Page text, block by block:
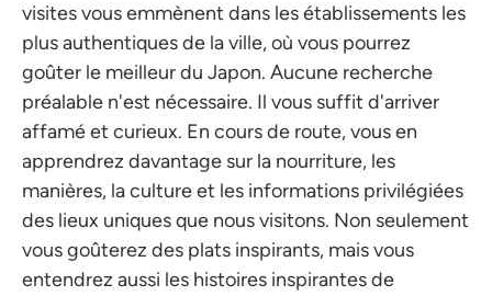
visites vous emmènent dans les établissements les
plus authentiques de la ville, où vous pourrez
goûter le meilleur du Japon. Aucune recherche
préalable n'est nécessaire. Il vous suffit d'arriver
affamé et curieux. En cours de route, vous en
apprendrez davantage sur la nourriture, les
manières, la culture et les informations privilégiées
des lieux uniques que nous visitons. Non seulement
vous goûterez des plats inspirants, mais vous
entendrez aussi les histoires inspirantes de